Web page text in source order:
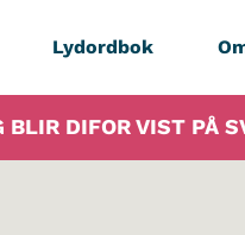
Lydordbok
BLIR DIFOR VIST PÅ